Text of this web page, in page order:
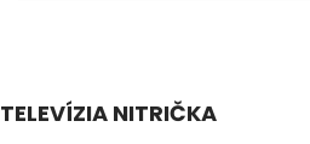
TELEVÍZIA NITRIČKA